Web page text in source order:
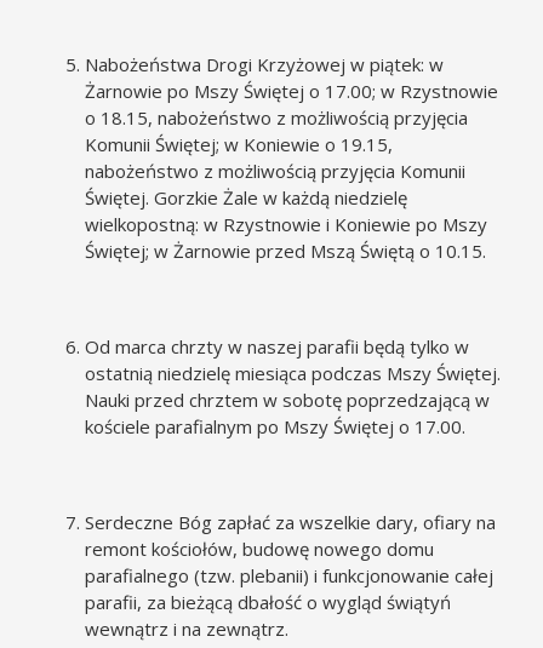
Nabożeństwa Drogi Krzyżowej w piątek: w
Żarnowie po Mszy Świętej o 17.00; w Rzystnowie
o 18.15, nabożeństwo z możliwością przyjęcia
Komunii Świętej; w Koniewie o 19.15,
nabożeństwo z możliwością przyjęcia Komunii
Świętej. Gorzkie Żale w każdą niedzielę
wielkopostną: w Rzystnowie i Koniewie po Mszy
Świętej; w Żarnowie przed Mszą Świętą o 10.15.
Od marca chrzty w naszej parafii będą tylko w
ostatnią niedzielę miesiąca podczas Mszy Świętej.
Nauki przed chrztem w sobotę poprzedzającą w
kościele parafialnym po Mszy Świętej o 17.00.
Serdeczne Bóg zapłać za wszelkie dary, ofiary na
remont kościołów, budowę nowego domu
parafialnego (tzw. plebanii) i funkcjonowanie całej
parafii, za bieżącą dbałość o wygląd świątyń
wewnątrz i na zewnątrz.